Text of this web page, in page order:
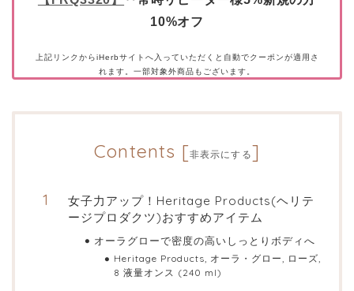
10%オフ
上記リンクからiHerbサイトへ入っていただくと自動でクーポンが適用さ
れます。一部対象外商品もございます。
Contents [非表示にする]
女子力アップ！Heritage Products(ヘリテ
ージプロダクツ)おすすめアイテム
オーラグローで密度の高いしっとりボディへ
Heritage Products, オーラ・グロー, ローズ,
8 液量オンス (240 ml)